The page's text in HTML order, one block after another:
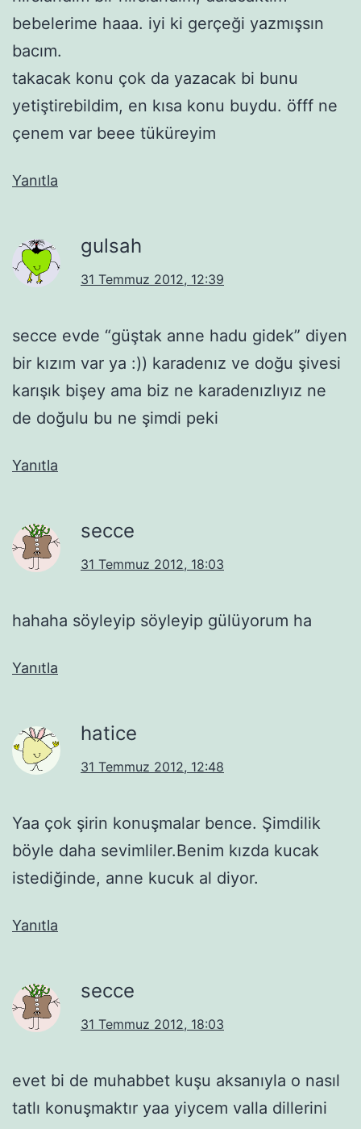
bebelerime haaa. iyi ki gerçeği yazmışsın
bacım.
takacak konu çok da yazacak bi bunu
yetiştirebildim, en kısa konu buydu. öfff ne
çenem var beee tüküreyim
Yanıtla
gulsah
31 Temmuz 2012, 12:39
secce evde “güştak anne hadu gidek” diyen
bir kızım var ya :)) karadenız ve doğu şivesi
karışık bişey ama biz ne karadenızlıyız ne
de doğulu bu ne şimdi peki
Yanıtla
secce
31 Temmuz 2012, 18:03
hahaha söyleyip söyleyip gülüyorum ha
Yanıtla
hatice
31 Temmuz 2012, 12:48
Yaa çok şirin konuşmalar bence. Şimdilik
böyle daha sevimliler.Benim kızda kucak
istediğinde, anne kucuk al diyor.
Yanıtla
secce
31 Temmuz 2012, 18:03
evet bi de muhabbet kuşu aksanıyla o nasıl
tatlı konuşmaktır yaa yiycem valla dillerini